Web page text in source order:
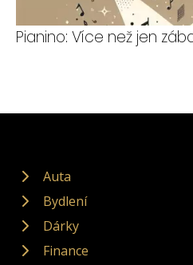
Pianino: Více než jen
Auta
Bydlení
Dárky
Finance